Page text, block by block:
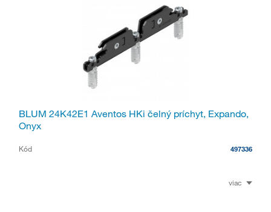
BLUM 24K42E1 Aventos HKi čelný príchyt, Expando,
Onyx
Kód 497336
viac